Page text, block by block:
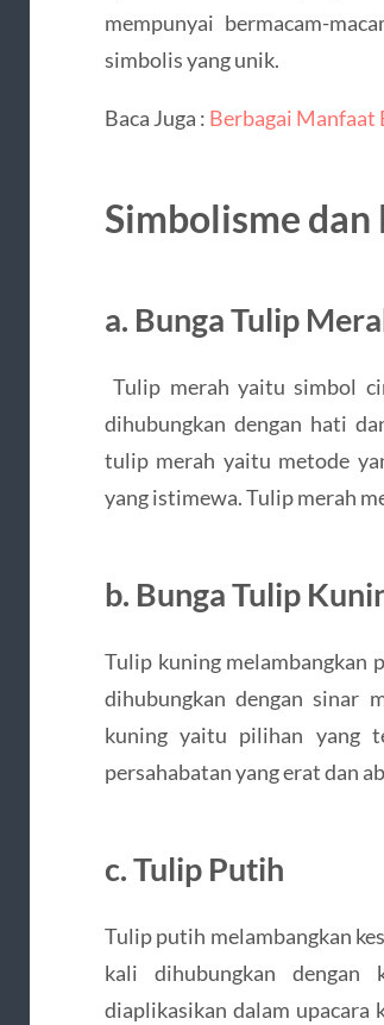
mempunyai bermacam-
simbolis yang unik.
Baca Juga : Berbagai Manfaat
Simbolisme
a. Bunga Tulip
Tulip merah yaitu simbol
dihubungkan dengan hati
tulip merah yaitu metode
yang istimewa. Tulip merah
b. Bunga Tulip
Tulip kuning melambangkan
dihubungkan dengan sinar
kuning yaitu pilihan yang
persahabatan yang erat dan
c. Tulip Putih
Tulip putih melambangkan
kali dihubungkan dengan
diaplikasikan dalam upacara